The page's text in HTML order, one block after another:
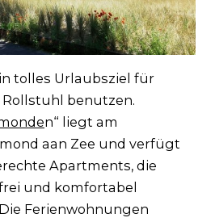
tolles Urlaubsziel für
benutzen.
n“ liegt am
aan Zee und verfügt
Apartments, die
und komfortabel
Ferienwohnungen